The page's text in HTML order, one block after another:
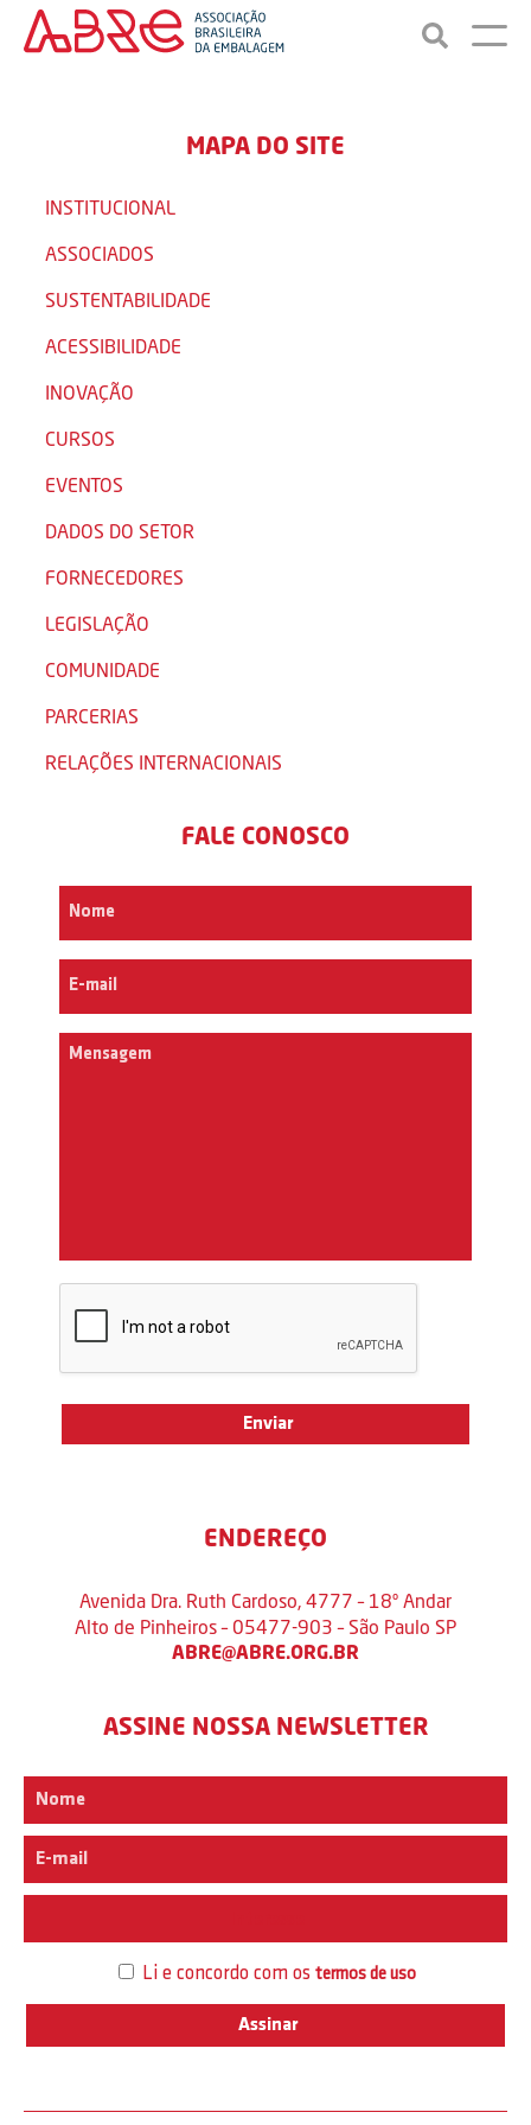
MAPA DO SITE
INSTITUCIONAL
ASSOCIADOS
SUSTENTABILIDADE
ACESSIBILIDADE
INOVAÇÃO
CURSOS
EVENTOS
DADOS DO SETOR
FORNECEDORES
LEGISLAÇÃO
COMUNIDADE
PARCERIAS
RELAÇÕES INTERNACIONAIS
FALE CONOSCO
ENDEREÇO
Avenida Dra. Ruth Cardoso, 4777 – 18º Andar
Alto de Pinheiros – 05477-903 – São Paulo SP
ABRE@ABRE.ORG.BR
ASSINE NOSSA NEWSLETTER
Li e concordo com os termos de uso